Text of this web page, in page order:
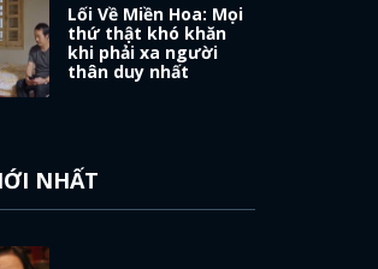
Lối Về Miền Hoa: Mọi
thứ thật khó khăn
khi phải xa người
thân duy nhất
NHẤT